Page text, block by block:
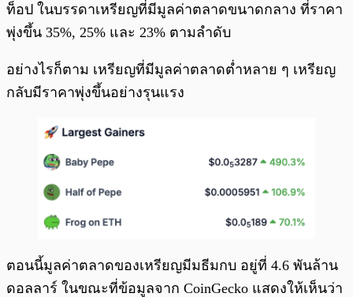
ท็อป ในบรรดาเหรียญที่มีมูลค่าตลาดขนาดกลาง ที่ราคา
พุ่งขึ้น 35%, 25% และ 23% ตามลำดับ
อย่างไรก็ตาม เหรียญที่มีมูลค่าตลาดต่ำหลาย ๆ เหรียญ
กลับมีราคาพุ่งขึ้นอย่างรุนแรง
ตอนนี้มูลค่าตลาดของเหรียญมีมธีมกบ อยู่ที่ 4.6 พันล้าน
ดอลลาร์ ในขณะที่ข้อมูลจาก CoinGecko แสดงให้เห็นว่า